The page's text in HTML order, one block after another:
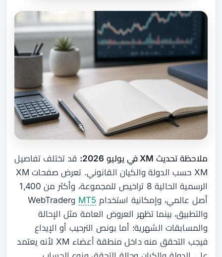
ملاحظة تحديث XM في يوليو 2026:
قد تختلف تفاصيل
XM حسب الدولة والكيان القانوني. تعرض صفحات XM
الرسمية الحالية 8 تراخيص للمجموعة، وأكثر من 1,400
أصل عالمي، وإمكانية استخدام MT5
وWebTrader
والتطبيق، بينما تظهر العروض العامة مثل الإحالة
والمسابقات الشهرية؛ أما بونص الترحيب أو الإيداع
فيجب التحقق منه داخل منطقة أعضاء XM لأنه يعتمد